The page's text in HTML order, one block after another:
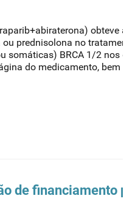
obteve
prednisolona no
somáticas) BRCA 1/2 nos
do medicamento, bem
de financiamento